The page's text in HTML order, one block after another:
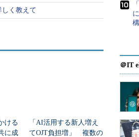
く教えて
ける
に成
「AI活用する新人増え
てOJT負担増」 複数の
＠IT